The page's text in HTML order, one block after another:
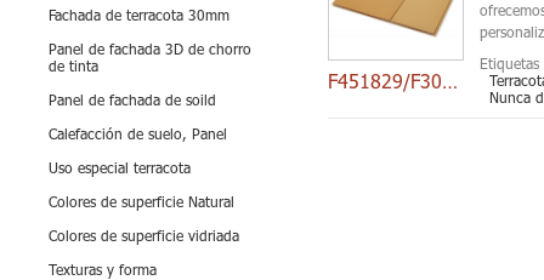
Fachada de terracota 30mm
Panel de fachada 3D de chorro
de tinta
Panel de fachada de soild
Calefacción de suelo, Panel
Uso especial terracota
Colores de superficie Natural
Colores de superficie vidriada
Texturas y forma
F451829/F3018236
Nunca